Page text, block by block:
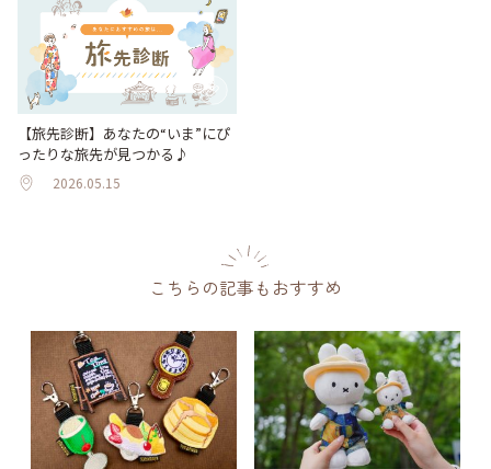
【旅先診断】あなたの“いま”にぴ
ったりな旅先が見つかる♪
2026.05.15
こちらの記事もおすすめ